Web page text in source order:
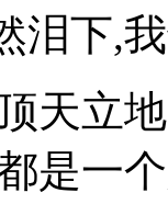
泪下,
立地
是一